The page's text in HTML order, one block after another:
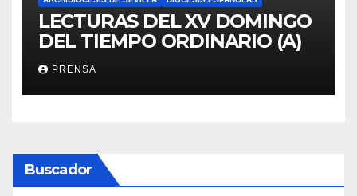
LECTURAS DEL XV DOMINGO
DEL TIEMPO ORDINARIO (A)
PRENSA
Buscador